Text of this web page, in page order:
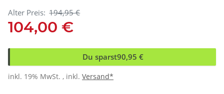
Alter Preis: 194,95 €
104,00 €
Du sparst90,95 €
inkl. 19% MwSt. , inkl. Versand*